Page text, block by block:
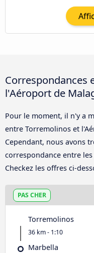
Correspondances
l'Aéroport de
Pour le moment, il n'y a
entre Torremolinos et
Cependant, nous avons
correspondance entre
Checkez les offres ci-
PAS CHER
Torremolinos
36 km - 1:10
Marbella